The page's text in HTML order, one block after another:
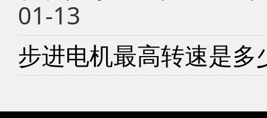
01-13
步进电机最高转速是多